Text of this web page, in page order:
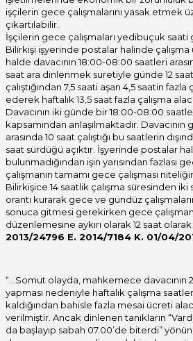
işçilerin gece çalışmalarını yasak etmek
çıkartılabilir.
İşçilerin gece çalışmaları yedibuçuk saati
Bilirkişi işyerinde postalar halinde çalışma
halde davacının 18:00-08:00 saatleri
saat ara dinlenmek suretiyle günde 12 saat
çalıştığından 7,5 saati aşan 4,5 saatin
ederek haftalık 13,5 saat fazla çalışma
Davacının iki günde bir 18:00-08:00
kapsamından anlaşılmaktadır.
arasında 10 saat çalıştığı bu saatlerin
saat sürdüğü açıktır. İşyerinde postalar
bulunmadığından işin yarısından fazlası
çalışmanın tamamı gece çalışması
Bilirkişice 14 saatlik çalışma süresinden
orantı kurarak gece ve gündüz
sonuca gitmesi gerekirken gece
düzenlemesine aykırı olarak 12 saat olarak
2013/24796 E. 2014/7184 K. 01/04/
“…Somut olayda, mahkemece davacının
yapması nedeniyle haftalık çalışma
kaldığından bahisle fazla mesai ücreti
verilmiştir. Ancak dinlenen tanıkların
da başlayıp sabah 07.00’de biterdi”